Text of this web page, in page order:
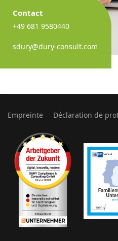
Contact
+49 681 9580440
sdury@dury-consult.com
Empreinte Déclaration de